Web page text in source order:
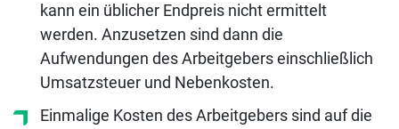
kann ein üblicher Endpreis nicht ermittelt
werden. Anzusetzen sind dann die
Aufwendungen des Arbeitgebers einschließlich
Umsatzsteuer und Nebenkosten.
Einmalige Kosten des Arbeitgebers sind auf die